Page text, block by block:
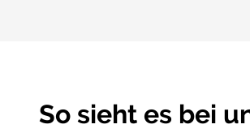
So sieht es bei